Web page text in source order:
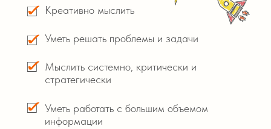
Креативно мыслить
Уметь решать проблемы и задачи
Мыслить системно, критически и
стратегически
Уметь работать с большим объемом
информации